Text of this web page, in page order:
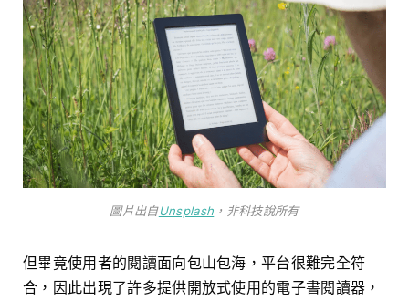
圖片出自Unsplash ，非科技說所有
但畢竟使用者的閱讀面向包山包海，平台很難完全符
合，因此出現了許多提供開放式使用的電子書閱讀器，